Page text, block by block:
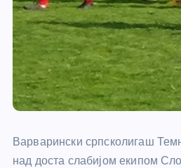
Варварински српсколигаш
над доста слабијом екипом